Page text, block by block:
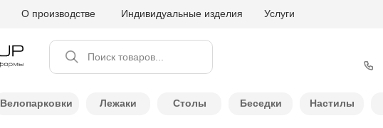
О производстве Индивидуальные изделия Услуги
Поиск товаров...
Велопарковки Лежаки Столы Беседки Настилы